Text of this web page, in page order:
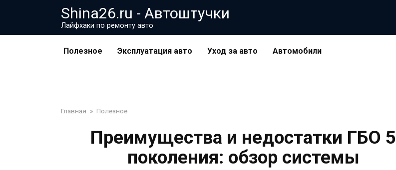
Shina26.ru - Автоштучки
Лайфхаки по ремонту авто
Полезное Эксплуатация авто Уход за авто Автомобили
Главная » Полезное
Преимущества и недостатки ГБО 5
поколения: обзор системы